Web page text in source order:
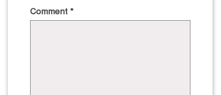
Comment *